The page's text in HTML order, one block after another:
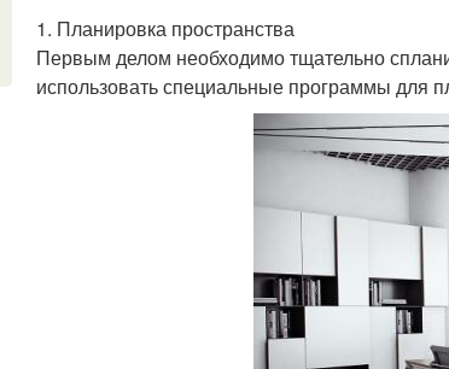
1. Планировка пространства
Первым делом необходимо тщательно
использовать специальные программы для